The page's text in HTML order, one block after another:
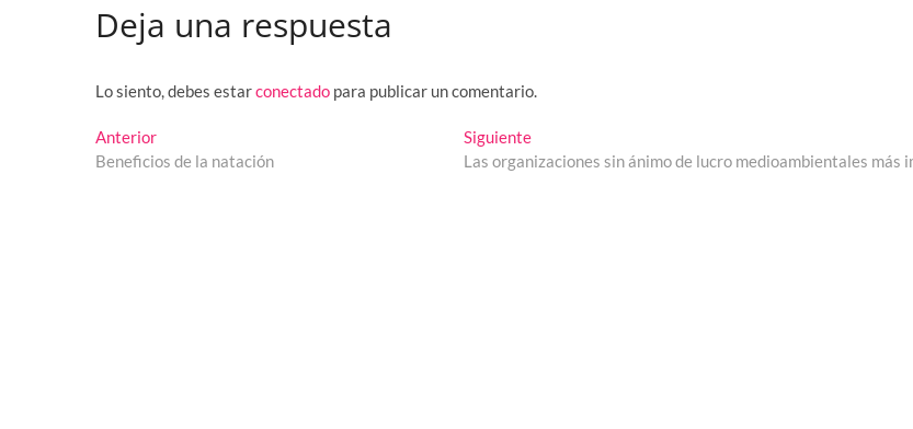
Deja una respuesta
Lo siento, debes estarconectado para publicar un comentario.
Navegación
de
AnteriorEntrada
anterior:
Beneficios de la natación
SiguienteEntrada
siguiente:
Las organizaciones sin ánimo de lucro medioambientales más